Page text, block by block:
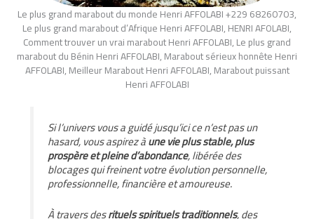
Le plus grand marabout du monde Henri AFFOLABI +229 68260703,
Le plus grand marabout d’Afrique Henri AFFOLABI, HENRI AFOLABI,
Comment trouver un vrai marabout Henri AFFOLABI, Le plus grand
marabout du Bénin Henri AFFOLABI, Marabout sérieux honnête Henri
AFFOLABI, Meilleur Marabout Henri AFFOLABI, Marabout puissant
Henri AFFOLABI
Si l’univers vous a guidé jusqu’ici ce n’est pas un
hasard, vous aspirez àune vie plus stable, plus
prospère et pleine d’abondance, libérée des
blocages qui freinent votre évolution personnelle,
professionnelle, financière et amoureuse.
À travers desrituels spirituels traditionnels, des